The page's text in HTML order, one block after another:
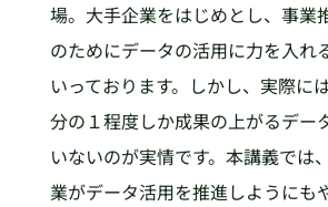
場。大手企業をはじめとし、事業
のためにデータの活用に力を入れ
いっております。しかし、実際に
分の１程度しか成果の上がるデー
いないのが実情です。本講義では
業がデータ活用を推進しようにも